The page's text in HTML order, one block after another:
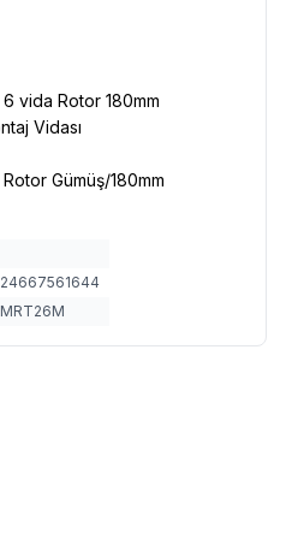
vida Rotor 180mm
Vidası
Gümüş/180mm